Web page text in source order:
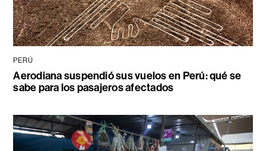
PERÚ
Aerodiana suspendió sus vuelos en Perú: qué se
sabe para los pasajeros afectados